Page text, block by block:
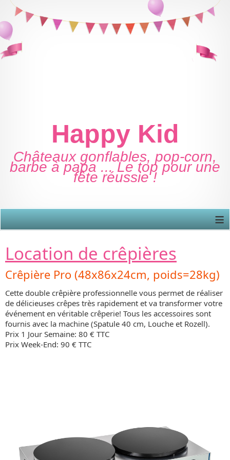
Happy Kid
Châteaux gonflables, pop-corn,
barbe à papa ... Le top pour une
fête réussie !
≡
Location de crêpières
Crêpière Pro (48x86x24cm, poids=28kg)
Cette double crêpière professionnelle vous permet de réaliser
de délicieuses crêpes très rapidement et va transformer votre
événement en véritable crêperie! Tous les accessoires sont
fournis avec la machine (Spatule 40 cm, Louche et Rozell).
Prix 1 Jour Semaine: 80 € TTC
Prix Week-End: 90 € TTC